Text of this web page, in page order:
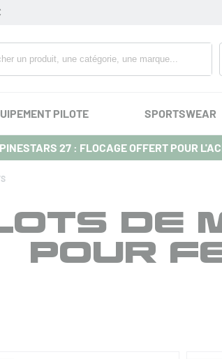
PILOTE SPORTSWEAR
27 : FLOCAGE OFFERT POUR
DE
POUR